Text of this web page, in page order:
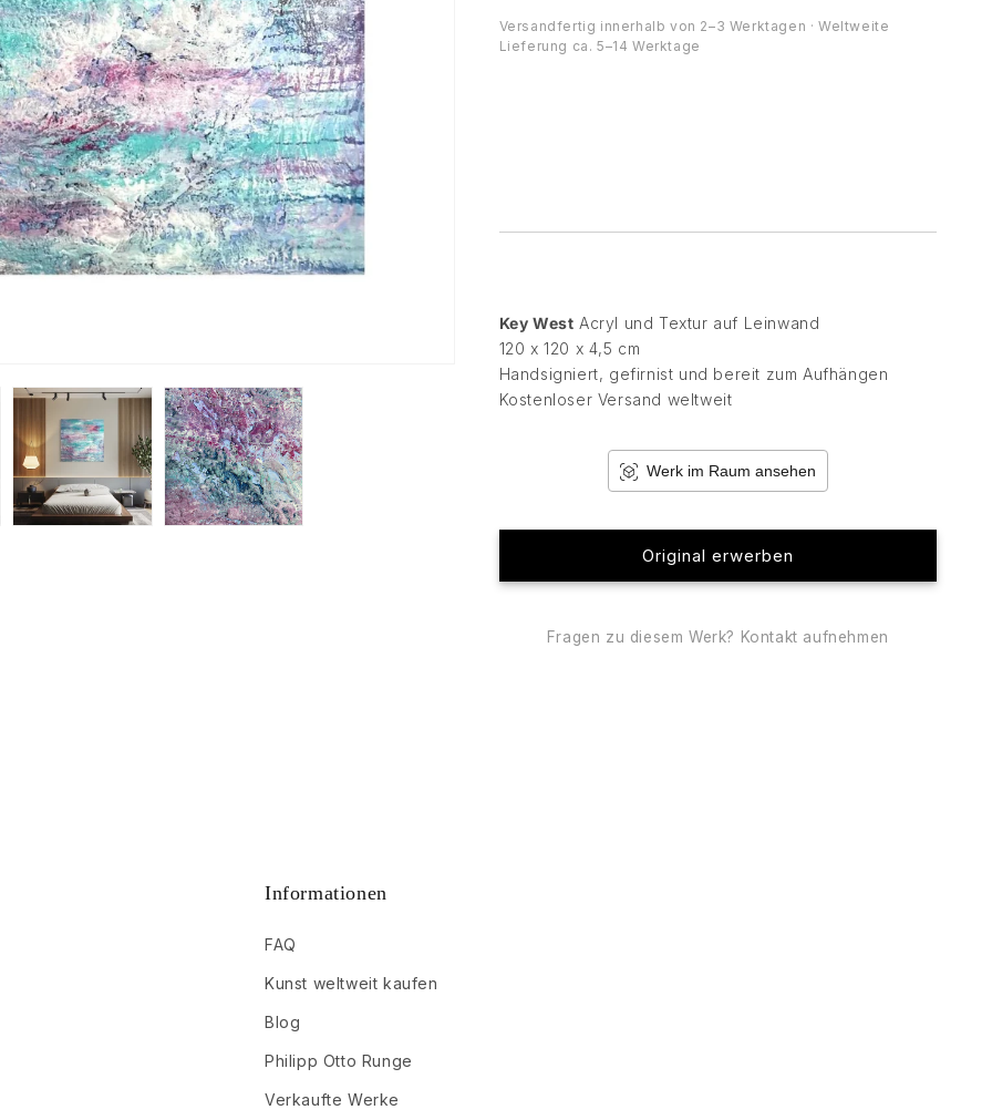
Versandfertig innerhalb von 2–3 Werktagen · Weltweite
Lieferung ca. 5–14 Werktage
Key West Acryl und Textur auf Leinwand
120 x 120 x 4,5 cm
Handsigniert, gefirnist und bereit zum Aufhängen
Kostenloser Versand weltweit
Werk im Raum ansehen
Original erwerben
Fragen zu diesem Werk? Kontakt aufnehmen
Informationen
FAQ
Kunst weltweit kaufen
Blog
Philipp Otto Runge
Verkaufte Werke